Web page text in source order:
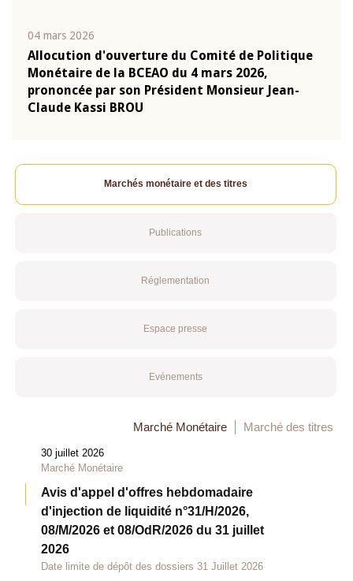
04 mars 2026
Allocution d'ouverture du Comité de Politique
Monétaire de la BCEAO du 4 mars 2026,
prononcée par son Président Monsieur Jean-
Claude Kassi BROU
Marchés monétaire et des titres
Publications
Réglementation
Espace presse
Evénements
Marché Monétaire Marché des titres
30 juillet 2026
Marché Monétaire
Avis d'appel d'offres hebdomadaire
d'injection de liquidité n°31/H/2026,
08/M/2026 et 08/OdR/2026 du 31 juillet
2026
Date limite de dépôt des dossiers 31 Juillet 2026